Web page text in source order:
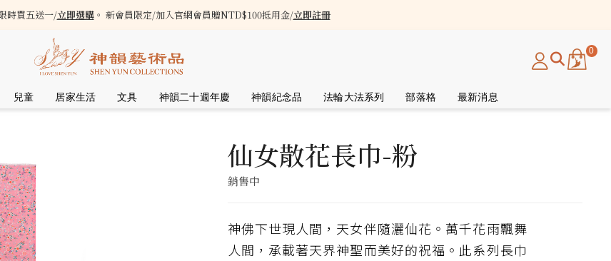
時買五送一/立即選購。 新會員限定/加入官網會員贈NTD$100抵用金/立即註冊
0
兒童 居家生活 文具 神韻二十週年慶 神韻紀念品 法輪大法系列 部落格 最新消息
仙女散花長巾-粉
銷售中
神佛下世現人間，天女伴隨灑仙花。萬千花雨飄舞
人間，承載著天界神聖而美好的祝福。此系列長巾